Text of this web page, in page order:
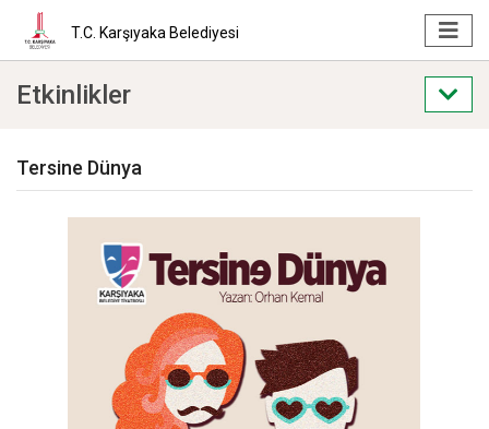
T.C. Karşıyaka Belediyesi
Etkinlikler
Tersine Dünya